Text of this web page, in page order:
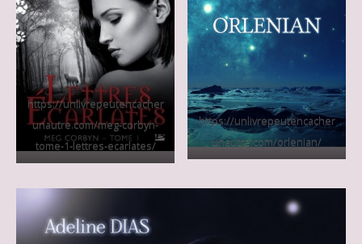
https://unlivrepeutencacher
unautre.com/meg-corbyn-
tome-1-lettres-ecarlates/
https://unlivrepeutencacher
unautre.com/orlenian/